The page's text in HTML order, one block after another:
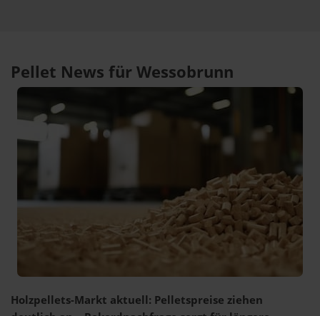
Pellet News für Wessobrunn
Holzpellets-Markt aktuell: Pelletspreise ziehen